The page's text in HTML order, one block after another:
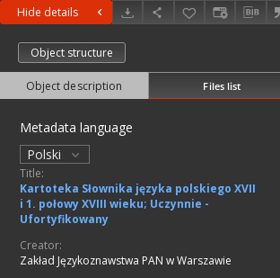
Hide details
Object structure
Object description Files list
Metadata language
Polski
Title:
Kartoteka Słownika języka polskiego XVII
i 1. połowy XVIII wieku; Uczynnie -
Ufortyfikowany
Creator:
Zakład Językoznawstwa PAN w Warszawie